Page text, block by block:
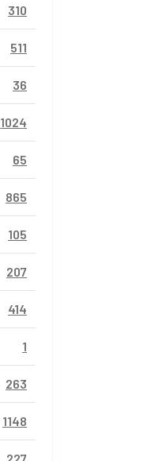
310
511
36
1024
65
865
105
207
414
1
263
1148